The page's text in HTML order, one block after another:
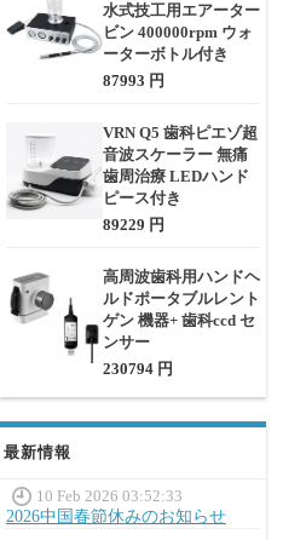
水式技工用エアーター
ビン 400000rpm ウォ
ーターボトル付き
87993 円
VRN Q5 歯科ピエゾ超
音波スケーラー 無痛
歯周治療 LEDハンド
ピース付き
89229 円
高周波歯科用ハンドヘ
ルドポータブルレント
ゲン 機器+ 歯科ccd セ
ンサー
230794 円
最新情報
10 Feb 2026 03:52:33
2026中国春節休みのお知らせ